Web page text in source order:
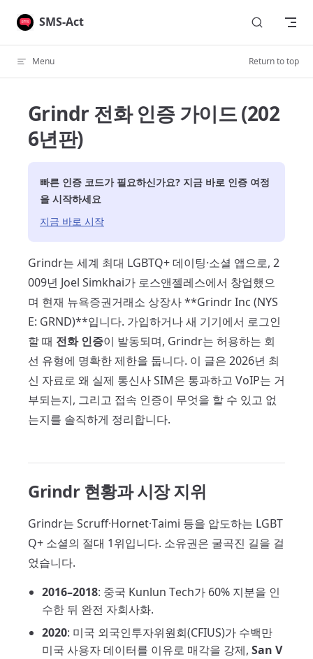
Skip to content
SMS-Act
Menu Return to top
Grindr 전화 인증 가이드 (202
6년판)
빠른 인증 코드가 필요하신가요? 지금 바로 인증 여정
을 시작하세요
지금 바로 시작
Grindr는 세계 최대 LGBTQ+ 데이팅·소셜 앱으로, 2
009년 Joel Simkhai가 로스앤젤레스에서 창업했으
며 현재 뉴욕증권거래소 상장사 **Grindr Inc (NYS
E: GRND)**입니다. 가입하거나 새 기기에서 로그인
할 때 전화 인증이 발동되며, Grindr는 허용하는 회
선 유형에 명확한 제한을 둡니다. 이 글은 2026년 최
신 자료로 왜 실제 통신사 SIM은 통과하고 VoIP는 거
부되는지, 그리고 접속 인증이 무엇을 할 수 있고 없
는지를 솔직하게 정리합니다.
Grindr 현황과 시장 지위
Grindr는 Scruff·Hornet·Taimi 등을 압도하는 LGBT
Q+ 소셜의 절대 1위입니다. 소유권은 굴곡진 길을 걸
었습니다.
2016–2018: 중국 Kunlun Tech가 60% 지분을 인
수한 뒤 완전 자회사화.
2020: 미국 외국인투자위원회(CFIUS)가 수백만
미국 사용자 데이터를 이유로 매각을 강제, San V